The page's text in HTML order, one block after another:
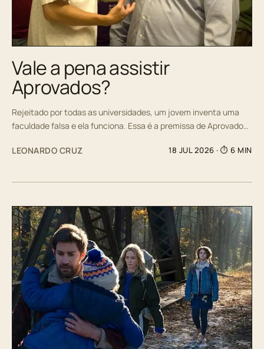
Vale a pena assistir
Aprovados?
Rejeitado por todas as universidades, um jovem inventa uma
faculdade falsa e ela funciona. Essa é a premissa de Aprovado…
LEONARDO CRUZ 18 JUL 2026 · ⏱ 6 MIN